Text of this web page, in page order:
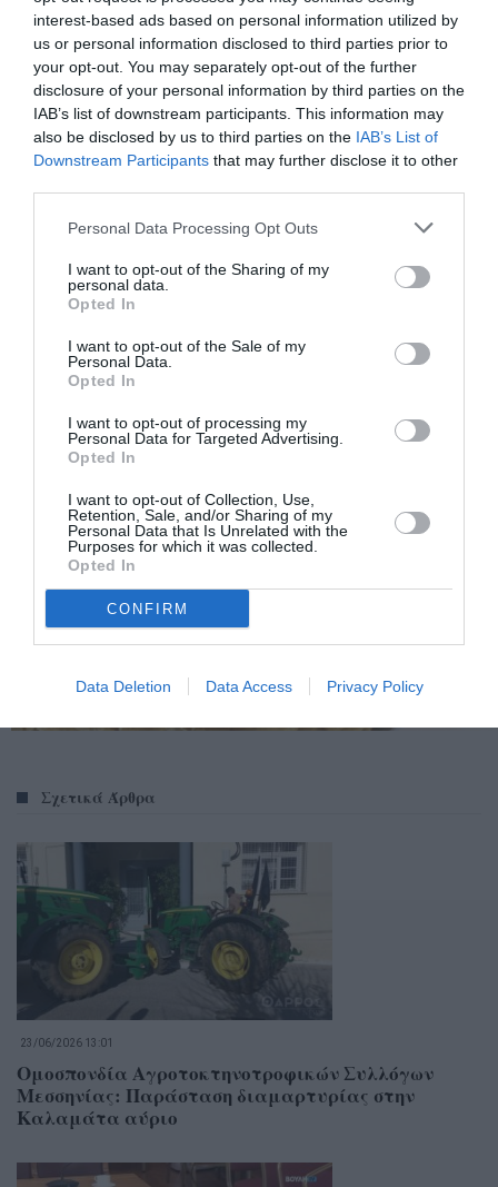
interest-based ads based on personal information utilized by
us or personal information disclosed to third parties prior to
your opt-out. You may separately opt-out of the further
disclosure of your personal information by third parties on the
IAB’s list of downstream participants. This information may
also be disclosed by us to third parties on the IAB’s List of
Downstream Participants that may further disclose it to other
Personal Data Processing Opt Outs
I want to opt-out of the Sharing of my
personal data.
Opted In
I want to opt-out of the Sale of my
Personal Data.
Opted In
I want to opt-out of processing my
Personal Data for Targeted Advertising.
Opted In
I want to opt-out of Collection, Use,
Retention, Sale, and/or Sharing of my
Personal Data that Is Unrelated with the
Purposes for which it was collected.
Opted In
CONFIRM
Data Deletion Data Access Privacy Policy
Σχετικά Άρθρα
23/06/2026 13:01
Ομοσπονδία Αγροτοκτηνοτροφικών Συλλόγων
Μεσσηνίας: Παράσταση διαμαρτυρίας στην
Καλαμάτα αύριο